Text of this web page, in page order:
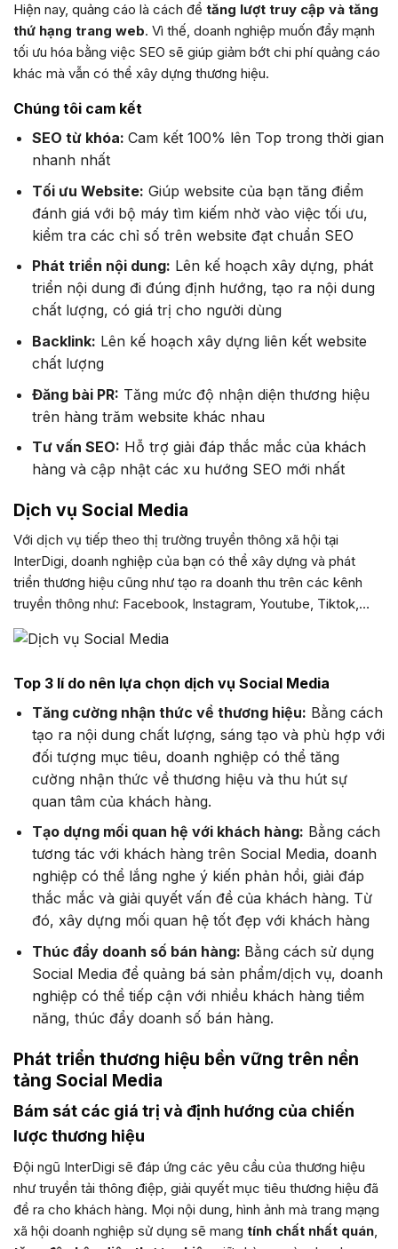
Hiện nay, quảng cáo là cách để tăng lượt truy cập và tăng
thứ hạng trang web. Vì thế, doanh nghiệp muốn đẩy mạnh
tối ưu hóa bằng việc SEO sẽ giúp giảm bớt chi phí quảng cáo
khác mà vẫn có thể xây dựng thương hiệu.
Chúng tôi cam kết
SEO từ khóa: Cam kết 100% lên Top trong thời gian
nhanh nhất
Tối ưu Website: Giúp website của bạn tăng điểm
đánh giá với bộ máy tìm kiếm nhờ vào việc tối ưu,
kiểm tra các chỉ số trên website đạt chuẩn SEO
Phát triển nội dung: Lên kế hoạch xây dựng, phát
triển nội dung đi đúng định hướng, tạo ra nội dung
chất lượng, có giá trị cho người dùng
Backlink: Lên kế hoạch xây dựng liên kết website
chất lượng
Đăng bài PR: Tăng mức độ nhận diện thương hiệu
trên hàng trăm website khác nhau
Tư vấn SEO: Hỗ trợ giải đáp thắc mắc của khách
hàng và cập nhật các xu hướng SEO mới nhất
Dịch vụ Social Media
Với dịch vụ tiếp theo thị trường truyền thông xã hội tại
InterDigi, doanh nghiệp của bạn có thể xây dựng và phát
triển thương hiệu cũng như tạo ra doanh thu trên các kênh
truyền thông như: Facebook, Instagram, Youtube, Tiktok,…
Top 3 lí do nên lựa chọn dịch vụ Social Media
Tăng cường nhận thức về thương hiệu: Bằng cách
tạo ra nội dung chất lượng, sáng tạo và phù hợp với
đối tượng mục tiêu, doanh nghiệp có thể tăng
cường nhận thức về thương hiệu và thu hút sự
quan tâm của khách hàng.
Tạo dựng mối quan hệ với khách hàng: Bằng cách
tương tác với khách hàng trên Social Media, doanh
nghiệp có thể lắng nghe ý kiến phản hồi, giải đáp
thắc mắc và giải quyết vấn đề của khách hàng. Từ
đó, xây dựng mối quan hệ tốt đẹp với khách hàng
Thúc đẩy doanh số bán hàng: Bằng cách sử dụng
Social Media để quảng bá sản phẩm/dịch vụ, doanh
nghiệp có thể tiếp cận với nhiều khách hàng tiềm
năng, thúc đẩy doanh số bán hàng.
Phát triển thương hiệu bền vững trên nền
tảng Social Media
Bám sát các giá trị và định hướng của chiến
lược thương hiệu
Đội ngũ InterDigi sẽ đáp ứng các yêu cầu của thương hiệu
như truyền tải thông điệp, giải quyết mục tiêu thương hiệu đã
đề ra cho khách hàng. Mọi nội dung, hình ảnh mà trang mạng
xã hội doanh nghiệp sử dụng sẽ mang tính chất nhất quán,